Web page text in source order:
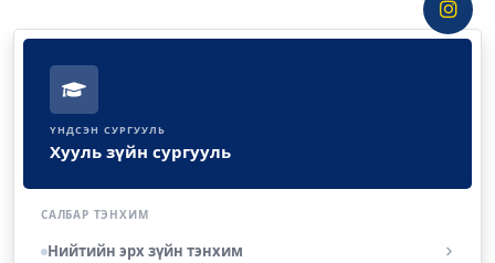
ҮНДСЭН СУРГУУЛЬ
Хууль зүйн сургууль
САЛБАР ТЭНХИМ
Нийтийн эрх зүйн тэнхим